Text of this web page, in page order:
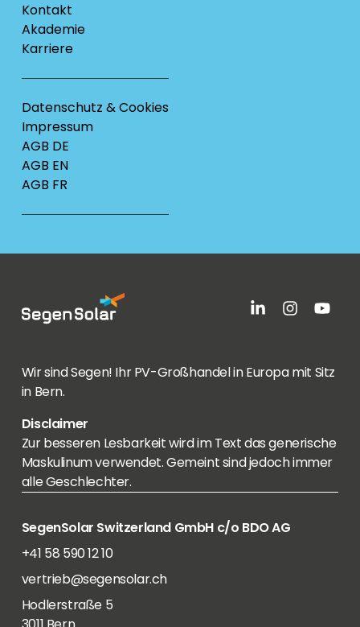
Kontakt
Akademie
Karriere
Datenschutz & Cookies
Impressum
AGB DE
AGB EN
AGB FR
Wir sind Segen! Ihr PV-Großhandel in Europa mit Sitz
in Bern.
Disclaimer
Zur besseren Lesbarkeit wird im Text das generische
Maskulinum verwendet. Gemeint sind jedoch immer
alle Geschlechter.
SegenSolar Switzerland GmbH c/o BDO AG
+41 58 590 12 10
vertrieb@segensolar.ch
Hodlerstraße 5